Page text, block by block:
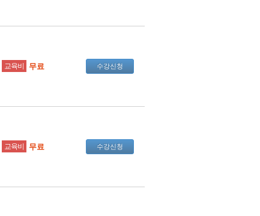
교육비 무료 수강신청
교육비 무료 수강신청